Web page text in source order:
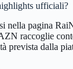
ufficiali?
nella pagina
raccoglie
prevista dalla